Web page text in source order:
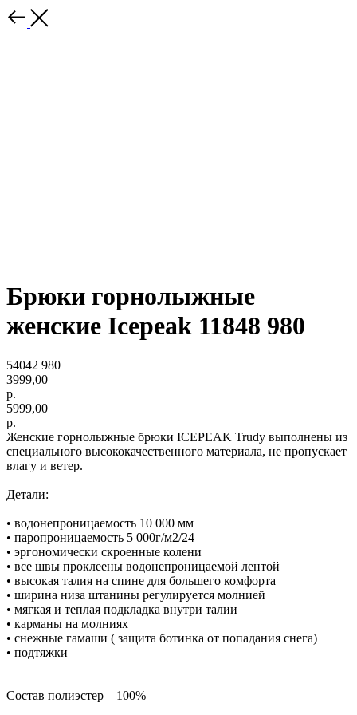
Брюки горнолыжные
женские Icepeak 11848 980
54042 980
3999,00
р.
5999,00
р.
Женские горнолыжные брюки ICEPEAK Trudy выполнены из
специального высококачественного материала, не пропускает
влагу и ветер.
Детали:
• водонепроницаемость 10 000 мм
• паропроницаемость 5 000г/м2/24
• эргономически скроенные колени
• все швы проклеены водонепроницаемой лентой
• высокая талия на спине для большего комфорта
• ширина низа штанины регулируется молнией
• мягкая и теплая подкладка внутри талии
• карманы на молниях
• снежные гамаши ( защита ботинка от попадания снега)
• подтяжки
Состав полиэстер – 100%